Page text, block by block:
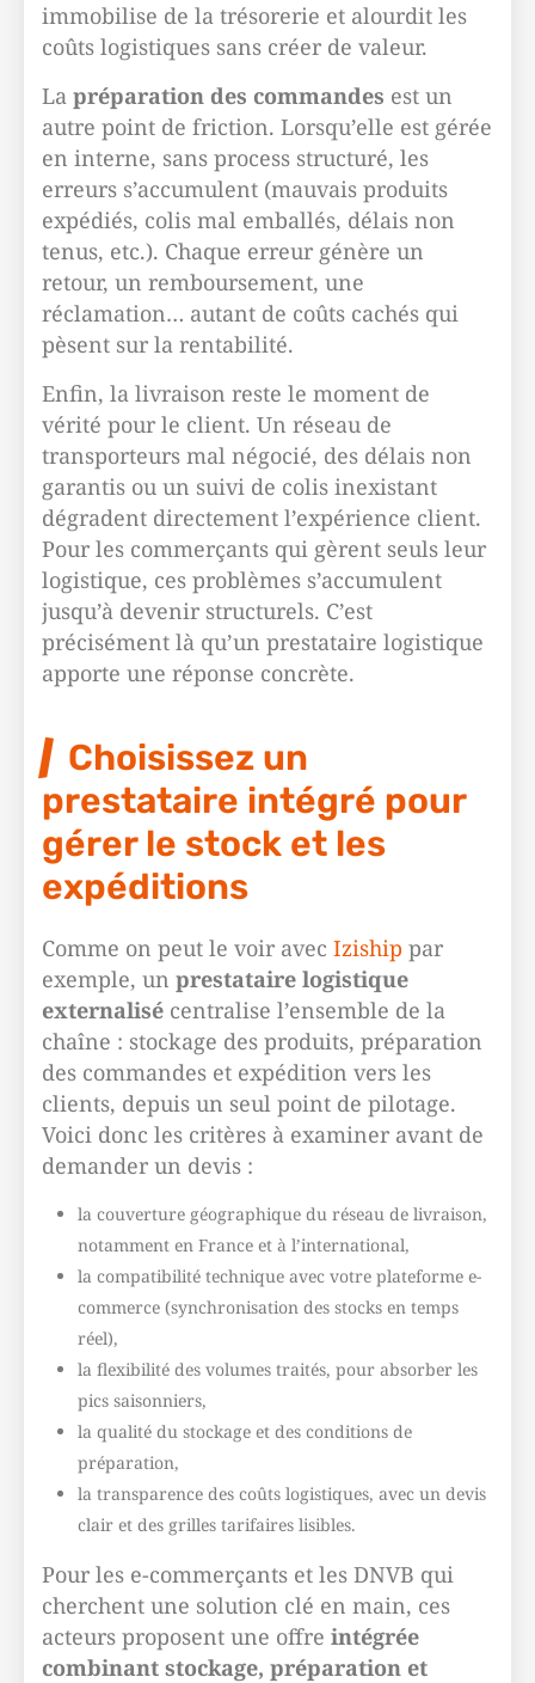
immobilise de la trésorerie et alourdit les
coûts logistiques sans créer de valeur.
La préparation des commandes est un
autre point de friction. Lorsqu’elle est gérée
en interne, sans process structuré, les
erreurs s’accumulent (mauvais produits
expédiés, colis mal emballés, délais non
tenus, etc.). Chaque erreur génère un
retour, un remboursement, une
réclamation… autant de coûts cachés qui
pèsent sur la rentabilité.
Enfin, la livraison reste le moment de
vérité pour le client. Un réseau de
transporteurs mal négocié, des délais non
garantis ou un suivi de colis inexistant
dégradent directement l’expérience client.
Pour les commerçants qui gèrent seuls leur
logistique, ces problèmes s’accumulent
jusqu’à devenir structurels. C’est
précisément là qu’un prestataire logistique
apporte une réponse concrète.
Choisissez un
prestataire intégré pour
gérer le stock et les
expéditions
Comme on peut le voir avec Iziship par
exemple, un prestataire logistique
externalisé centralise l’ensemble de la
chaîne : stockage des produits, préparation
des commandes et expédition vers les
clients, depuis un seul point de pilotage.
Voici donc les critères à examiner avant de
demander un devis :
la couverture géographique du réseau de livraison,
notamment en France et à l’international,
la compatibilité technique avec votre plateforme e-
commerce (synchronisation des stocks en temps
réel),
la flexibilité des volumes traités, pour absorber les
pics saisonniers,
la qualité du stockage et des conditions de
préparation,
la transparence des coûts logistiques, avec un devis
clair et des grilles tarifaires lisibles.
Pour les e-commerçants et les DNVB qui
cherchent une solution clé en main, ces
acteurs proposent une offre intégrée
combinant stockage, préparation et